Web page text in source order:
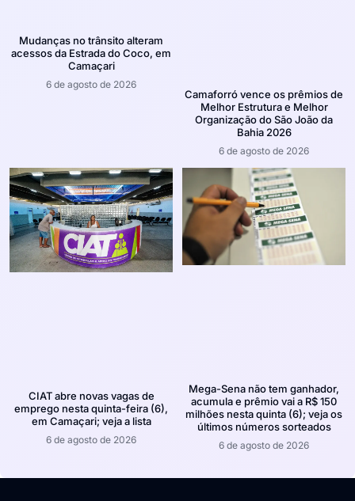
Mudanças no trânsito alteram
acessos da Estrada do Coco, em
Camaçari
6 de agosto de 2026
Camaforró vence os prêmios de
Melhor Estrutura e Melhor
Organização do São João da
Bahia 2026
6 de agosto de 2026
CIAT abre novas vagas de
emprego nesta quinta-feira (6),
em Camaçari; veja a lista
6 de agosto de 2026
Mega-Sena não tem ganhador,
acumula e prêmio vai a R$ 150
milhões nesta quinta (6); veja os
últimos números sorteados
6 de agosto de 2026